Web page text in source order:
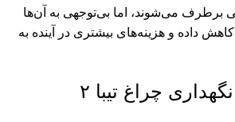
برطرف می‌شوند، اما بی‌توجهی به آن‌ها
داده و هزینه‌های بیشتری در آینده به
چراغ تیبا ۲